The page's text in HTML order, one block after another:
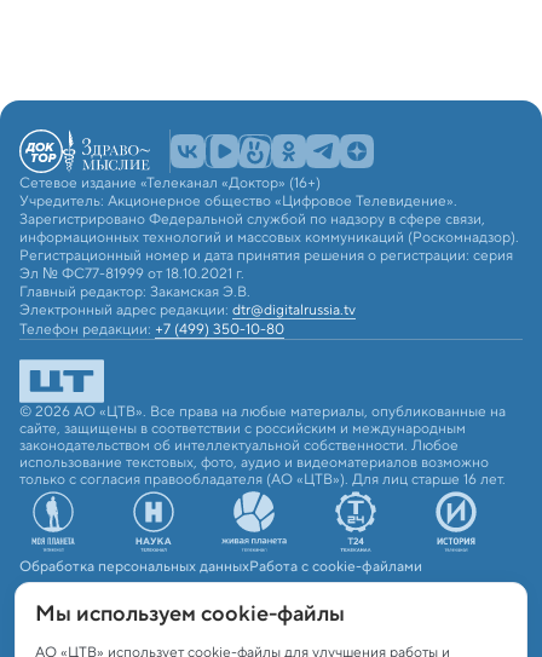
Сетевое издание «Телеканал «Доктор» (16+)
Учредитель: Акционерное общество «Цифровое Телевидение».
Зарегистрировано Федеральной службой по надзору в сфере связи,
информационных технологий и массовых коммуникаций (Роскомнадзор).
Регистрационный номер и дата принятия решения о регистрации: серия
Эл № ФС77-81999 от 18.10.2021 г.
Главный редактор: Закамская Э.В.
Электронный адрес редакции: dtr@digitalrussia.tv
Телефон редакции: +7 (499) 350-10-80
© 2026 АО «ЦТВ». Все права на любые материалы, опубликованные на
сайте, защищены в соответствии с российским и международным
законодательством об интеллектуальной собственности. Любое
использование текстовых, фото, аудио и видеоматериалов возможно
только с согласия правообладателя (АО «ЦТВ»). Для лиц старше 16 лет.
Обработка персональных данныхРабота с cookie-файлами
Мы используем сookie-файлы
АО «ЦТВ» использует cookie-файлы для улучшения работы и